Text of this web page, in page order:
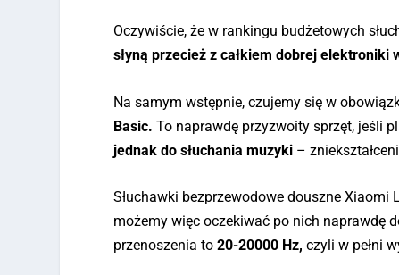
Oczywiście, że w rankingu budżetowych
słyną przecież z całkiem dobrej elektroniki
Na samym wstępnie, czujemy się w
Basic. To naprawdę przyzwoity sprzęt, jeśli
jednak do słuchania muzyki –
Słuchawki bezprzewodowe douszne Xiaomi
możemy więc oczekiwać po nich naprawdę
przenoszenia to20-20000 Hz, czyli w pełni